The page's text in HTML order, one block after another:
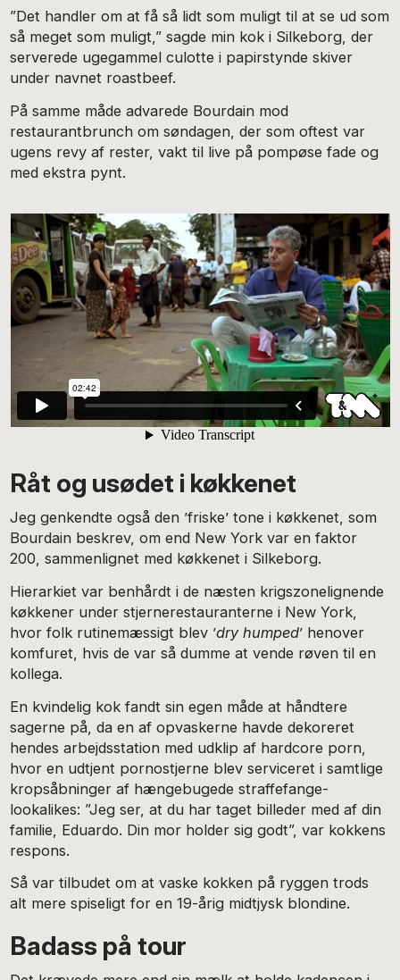
”Det handler om at få så lidt som muligt til at se ud som
så meget som muligt,” sagde min kok i Silkeborg, der
serverede ugegammel culotte i papirstynde skiver
under navnet roastbeef.
På samme måde advarede Bourdain mod
restaurantbrunch om søndagen, der som oftest var
ugens revy af rester, vakt til live på pompøse fade og
med ekstra pynt.
Råt og usødet i køkkenet
Jeg genkendte også den ’friske’ tone i køkkenet, som
Bourdain beskrev, om end New York var en faktor
200, sammenlignet med køkkenet i Silkeborg.
Hierarkiet var benhårdt i de næsten krigszonelignende
køkkener under stjernerestauranterne i New York,
hvor folk rutinemæssigt blev ’dry humped’ henover
komfuret, hvis de var så dumme at vende røven til en
kollega.
En kvindelig kok fandt sin egen måde at håndtere
sagerne på, da en af opvaskerne havde dekoreret
hendes arbejdsstation med udklip af hardcore porn,
hvor en udtjent pornostjerne blev serviceret i samtlige
kropsåbninger af hængebugede straffefange-
lookalikes: ”Jeg ser, at du har taget billeder med af din
familie, Eduardo. Din mor holder sig godt”, var kokkens
respons.
Så var tilbudet om at vaske kokken på ryggen trods
alt mere spiseligt for en 19-årig midtjysk blondine.
Badass på tour